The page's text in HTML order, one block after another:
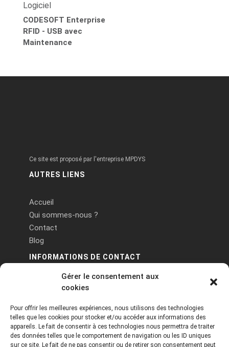
Gérer le consentement aux
cookies
Pour offrir les meilleures expériences, nous utilisons des technologies
telles que les cookies pour stocker et/ou accéder aux informations des
appareils. Le fait de consentir à ces technologies nous permettra de traiter
des données telles que le comportement de navigation ou les ID uniques
sur ce site. Le fait de ne pas consentir ou de retirer son consentement peut
Logiciel
CODESOFT Enterprise
RFID - USB avec
Maintenance
Ce site est proposé par l'entreprise MPDYS
AUTRES LIENS
Accueil
Qui sommes-nous ?
Contact
Blog
INFORMATIONS DE CONTACT
PA Keneach Ouest - 5 rue de Belle-Île - 56400
contact@logiciels-etiquettes.com
09 71 37 25 93